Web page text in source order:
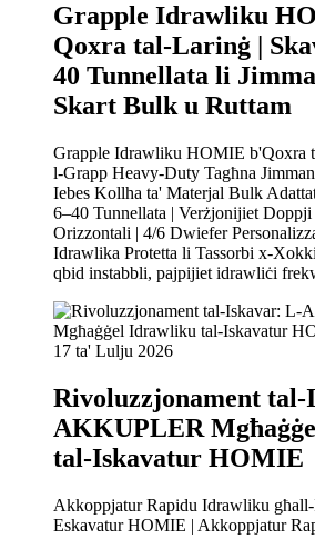
Grapple Idrawliku
Qoxra tal-Larinġ |
40 Tunnellata li
Skart Bulk u Ruttam
Grapple Idrawliku HOMIE b'Qoxra
l-Grapp Heavy-Duty Tagħna
Iebes Kollha ta' Materjal Bulk
6–40 Tunnellata | Verżjonijiet
Orizzontali | 4/6 Dwiefer
Idrawlika Protetta li Tassorbi x-
qbid instabbli, pajpijiet idrawliċi
17 ta' Lulju 2026
Rivoluzzjonament
AKKUPLER
tal-Iskavatur HOMIE
Akkoppjatur Rapidu Idrawliku
Eskavatur HOMIE | Akkoppjatur